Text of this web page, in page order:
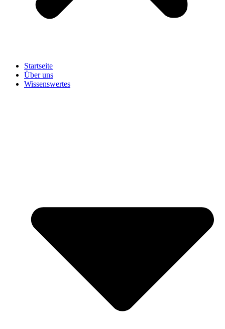
Startseite
Über uns
Wissenswertes